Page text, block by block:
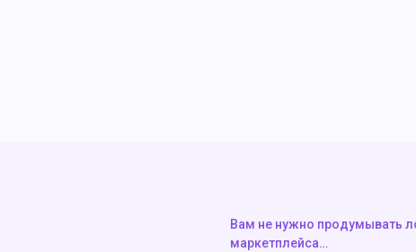
Вам не нужно продумывать
маркетплейса…